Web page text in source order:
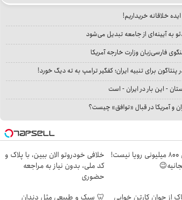
خلاقانه خریداریم!
به آیینه‌ای از جامعه تبدیل می‌شود
فارسی‌زبان وزارت خارجه آمریکا
برای تنبیه ایران؛ کفگیر ترامپ به ته دیگ خورد!
- این بار در ایران - است
و آمریکا در قبال «توافق» چیست؟
درآمد ماهی 800 میلیونی رویا نیست!
خلافی خودروتو الان ببین، با پلاک و
کد ملی، بدون نیاز به مراجعه
حضوری
از جوان کارتن خوابی
🦷 سبک و طبیعی مثل دندان